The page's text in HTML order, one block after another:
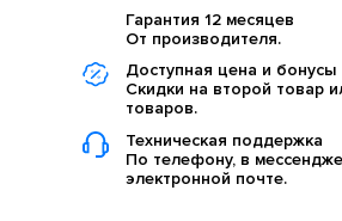
Гарантия 12 месяцев
От производителя.
Доступная цена и бонусы
Скидки на второй товар
товаров.
Техническая поддержка
По телефону, в
электронной почте.